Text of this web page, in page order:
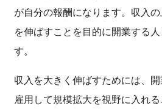
が自分の報酬になります。収入
を伸ばすことを目的に開業する
す。
収入を大きく伸ばすためには、
雇用して規模拡大を視野に入れる